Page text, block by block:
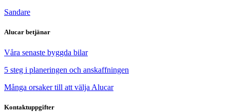
Sandare
Alucar betjänar
Våra senaste byggda bilar
5 steg i planeringen och anskaffningen
Många orsaker till att välja Alucar
Kontaktuppgifter